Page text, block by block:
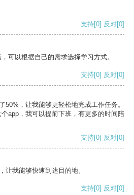
支持[0] 反对[0]
可以根据自己的需求选择学习方式。
支持[0] 反对[0]
50%，让我能够更轻松地完成工作任务。
app，我可以提前下班，有更多的时间陪
支持[0] 反对[0]
让我能够快速到达目的地。
支持[0] 反对[0]